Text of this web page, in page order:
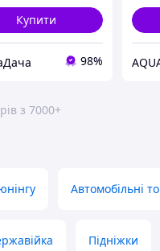
Купити
98%
з 7000+
Автомобільні
Підніжки